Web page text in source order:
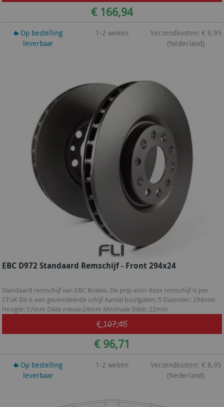
€ 166,94
Op bestelling
leverbaar
1-2 weken
Verzendkosten: € 8,95
(Nederland)
EBC D972 Standaard Remschijf - Front 294x24
Standaard remschijf van EBC Brakes. De prijs voor deze remschijf is per
STUK Dit is een geventileerde schijf Aantal boutgaten: 5 Diameter: 294mm
Hoogte: 57mm Dikte nieuw:24mm Minimale Dikte: 22mm
€ 107,46
€ 96,71
Op bestelling
leverbaar
1-2 weken
Verzendkosten: € 8,95
(Nederland)